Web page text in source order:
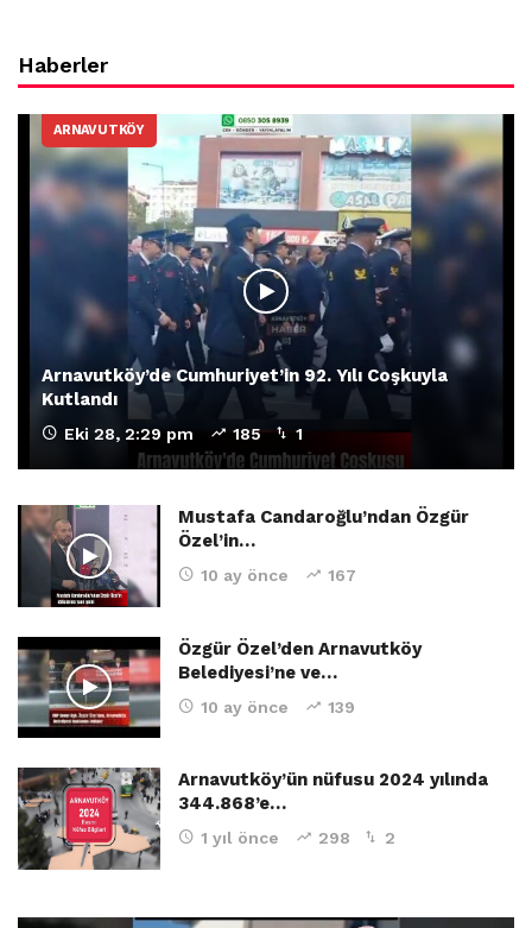
Haberler
ARNAVUTKÖY
Arnavutköy’de Cumhuriyet’in 92. Yılı Coşkuyla
Kutlandı
Eki 28, 2:29 pm 185 1
Mustafa Candaroğlu’ndan Özgür
Özel’in…
10 ay önce 167
Özgür Özel’den Arnavutköy
Belediyesi’ne ve…
10 ay önce 139
Arnavutköy’ün nüfusu 2024 yılında
344.868’e…
1 yıl önce 298 2